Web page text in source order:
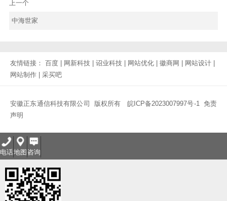
上一个
中海世家
友情链接： 百度 | 网新科技 | 诏业科技 | 网站优化 | 徽商网 | 网站设计 |
网站制作 | 采买吧
安徽正东通信科技有限公司 版权所有 皖ICP备2023007997号-1
免责
声明
电话地图 咨询